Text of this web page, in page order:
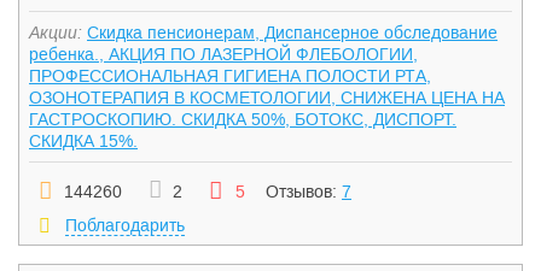
Акции: Скидка пенсионерам, Диспансерное обследование
ребенка., АКЦИЯ ПО ЛАЗЕРНОЙ ФЛЕБОЛОГИИ,
ПРОФЕССИОНАЛЬНАЯ ГИГИЕНА ПОЛОСТИ РТА,
ОЗОНОТЕРАПИЯ В КОСМЕТОЛОГИИ, СНИЖЕНА ЦЕНА НА
ГАСТРОСКОПИЮ. СКИДКА 50%, БОТОКС, ДИСПОРТ.
СКИДКА 15%.
144260 2 5 Отзывов: 7
Поблагодарить